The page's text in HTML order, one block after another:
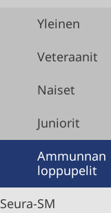
Yleinen
Veteraanit
Naiset
Juniorit
Ammunnan
loppupelit
Seura-SM